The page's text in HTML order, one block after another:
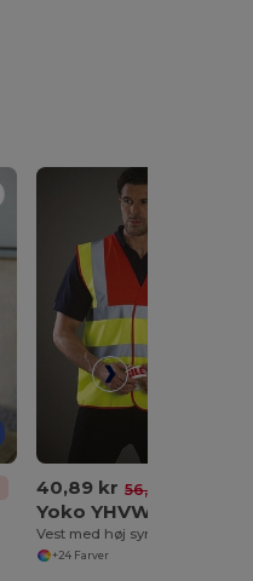
40,89 kr 56,02 kr
Yoko YHVW100
Vest med høj synlighed
+24 Farver